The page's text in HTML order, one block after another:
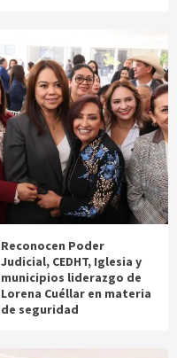
Reconocen Poder
Judicial, CEDHT, Iglesia y
municipios liderazgo de
Lorena Cuéllar en materia
de seguridad